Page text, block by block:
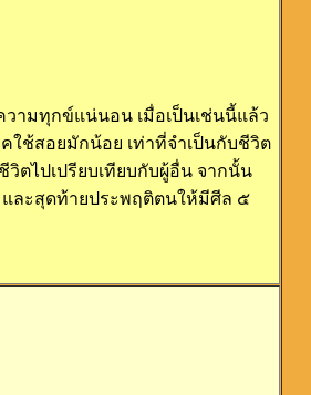
ามทุกข์แน่นอน เมื่อเป็นเช่นนี้แล้ว
ช้สอยมักน้อย เท่าที่จำเป็นกับชีวิต
ตไปเปรียบเทียบกับผู้อื่น จากนั้น
ละสุดท้ายประพฤติตนให้มีศีล ๕